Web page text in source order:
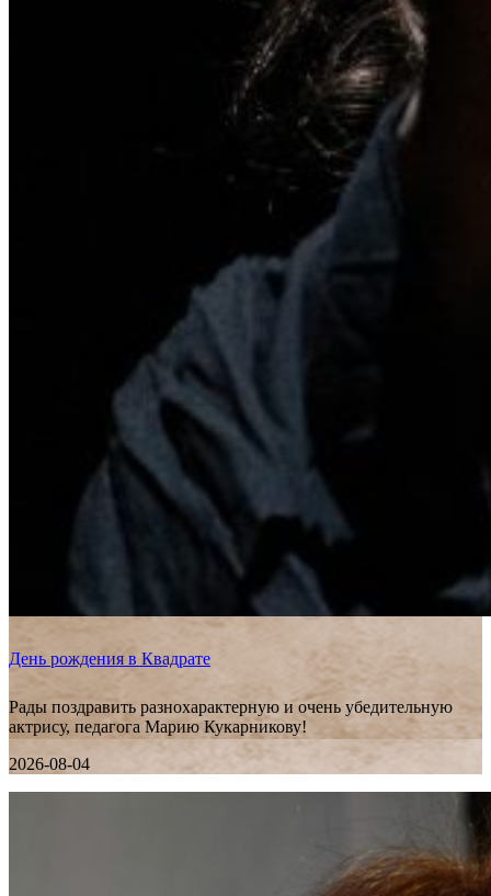
День рождения в Квадрате
Рады поздравить разнохарактерную и очень убедительную
актрису, педагога Марию Кукарникову!
2026-08-04